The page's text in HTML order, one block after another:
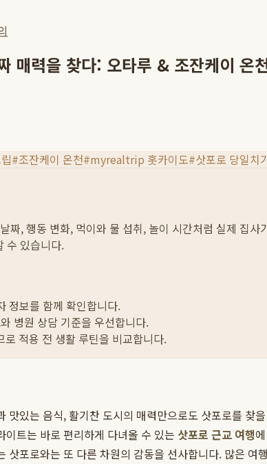
매력을 찾다: 오타루 & 조잔케이 온
#조잔케이 온천#myrealtrip 홋카이도#삿포로 당일치
짜, 행동 변화, 먹이와 물 섭취, 놀이 시간처럼 실제 집
수 있습니다.
정보를 함께 확인합니다.
병원 상담 기준을 우선합니다.
적용 전 생활 루틴을 비교합니다.
맛있는 음식, 활기찬 도시의 매력만으로도 삿포로를
트는 바로 편리하게 다녀올 수 있는 삿포로 근교 여행
삿포로와는 또 다른 차원의 감동을 선사합니다. 많은